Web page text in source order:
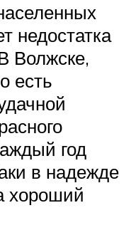
недостатка
Волжске,
есть
год
в надежде
хороший